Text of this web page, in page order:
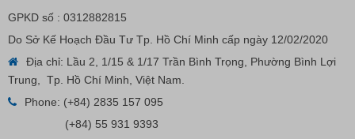
Nút Khóa Bằng Nhựa Cord Stopper – Recycled Nylon
GPKD số : 0312882815
Do Sở Kế Hoạch Đầu Tư Tp. Hồ Chí Minh cấp ngày 12/02/2020
Địa chỉ: Lầu 2, 1/15 & 1/17 Trần Bình Trọng, Phường Bình Lợi
Trung, Tp. Hồ Chí Minh, Việt Nam.
Phone: (+84) 2835 157 095
(+84) 55 931 9393